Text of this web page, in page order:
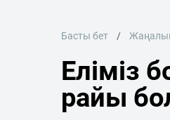
Басты бет
Еліміз
райы